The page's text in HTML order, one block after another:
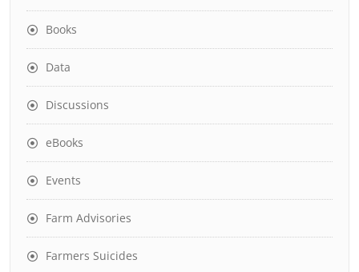
Books
Data
Discussions
eBooks
Events
Farm Advisories
Farmers Suicides